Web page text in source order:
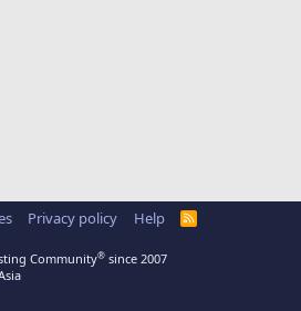
Privacy policy Help
R
Community® since 2007